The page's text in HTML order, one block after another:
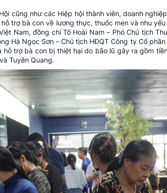
cũng như các Hiệp hội thành viên, doanh
trợ bà con về lương thực, thuốc men và nhu
Nam, đồng chí Tô Hoài Nam – Phó Chủ tịch
Hà Ngọc Sơn – Chủ tịch HĐQT Công ty Cổ
hỗ trợ bà con bị thiệt hại do bão lũ gây ra gồm
Tuyên Quang.